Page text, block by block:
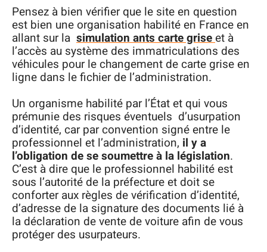
Pensez à bien vérifier que le site en question
est bien une organisation habilité en France en
allant sur la simulation ants carte griseet à
l’accès au système des immatriculations des
véhicules pour le changement de carte grise en
ligne dans le fichier de l’administration.
Un organisme habilité par l’État et qui vous
prémunie des risques éventuels d’usurpation
d’identité, car par convention signé entre le
professionnel et l’administration, il y a
l’obligation de se soumettre à la législation.
C’est à dire que le professionnel habilité est
sous l’autorité de la préfecture et doit se
conforter aux règles de vérification d’identité,
d’adresse de la signature des documents lié à
la déclaration de vente de voiture afin de vous
protéger des usurpateurs.